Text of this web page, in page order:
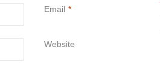
Email *
Website